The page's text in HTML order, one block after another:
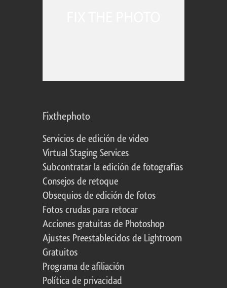
Fixthephoto
Servicios de edición de video
Virtual Staging Services
Subcontratar la edición de fotografías
Consejos de retoque
Obsequios de edición de fotos
Fotos crudas para retocar
Acciones gratuitas de Photoshop
Ajustes Preestablecidos de Lightroom
Gratuitos
Programa de afiliación
Política de privacidad